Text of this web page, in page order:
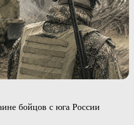
бойцов с юга России